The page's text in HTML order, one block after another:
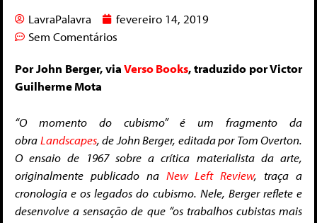
LavraPalavra
fevereiro 14, 2019
Sem Comentários
Por John Berger, viaVerso Books, traduzido por Victor
Guilherme Mota
“O momento do cubismo” é um fragmento da
obraLandscapes, de John Berger, editada por Tom Overton.
O ensaio de 1967 sobre a crítica materialista da arte,
originalmente publicado na New Left Review, traça a
cronologia e os legados do cubismo. Nele, Berger reflete e
desenvolve a sensação de que “os trabalhos cubistas mais